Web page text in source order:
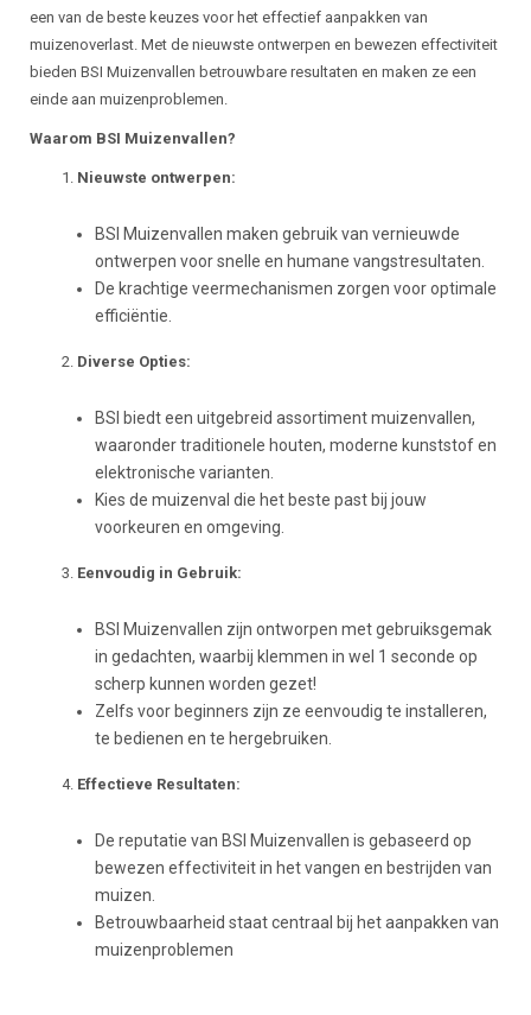
een van de beste keuzes voor het effectief aanpakken van
muizenoverlast. Met de nieuwste ontwerpen en bewezen effectiviteit
bieden BSI Muizenvallen betrouwbare resultaten en maken ze een
einde aan muizenproblemen.
Waarom BSI Muizenvallen?
Nieuwste ontwerpen:
BSI Muizenvallen maken gebruik van vernieuwde
ontwerpen voor snelle en humane vangstresultaten.
De krachtige veermechanismen zorgen voor optimale
efficiëntie.
Diverse Opties:
BSI biedt een uitgebreid assortiment muizenvallen,
waaronder traditionele houten, moderne kunststof en
elektronische varianten.
Kies de muizenval die het beste past bij jouw
voorkeuren en omgeving.
Eenvoudig in Gebruik:
BSI Muizenvallen zijn ontworpen met gebruiksgemak
in gedachten, waarbij klemmen in wel 1 seconde op
scherp kunnen worden gezet!
Zelfs voor beginners zijn ze eenvoudig te installeren,
te bedienen en te hergebruiken.
Effectieve Resultaten:
De reputatie van BSI Muizenvallen is gebaseerd op
bewezen effectiviteit in het vangen en bestrijden van
muizen.
Betrouwbaarheid staat centraal bij het aanpakken van
muizenproblemen